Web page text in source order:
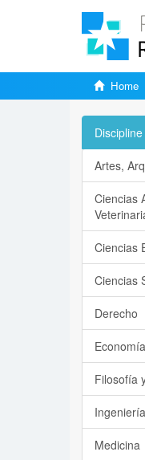
Home
Discipline
Artes,
Ciencias
Ciencias
Ciencias
Derecho
Filosofía
Ingeniería
Medicina